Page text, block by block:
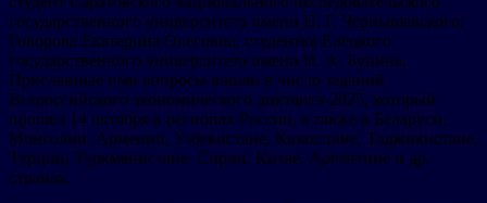
государственного университета имени Н. Г. Чернышевского;
Говорова Екатерина Олеговна, студентка Елецкого
государственного университета имени И. А. Бунина.
Присланные ими вопросы вошли в число заданий
Всероссийского экономического диктанта-2025, который
прошел 14 октября в регионах России, а также в Беларуси,
Монголии, Армении, Узбекистане, Казахстане, Таджикистане,
Турции, Туркменистане, Сирии, Китае, Аргентине и др.
странах.